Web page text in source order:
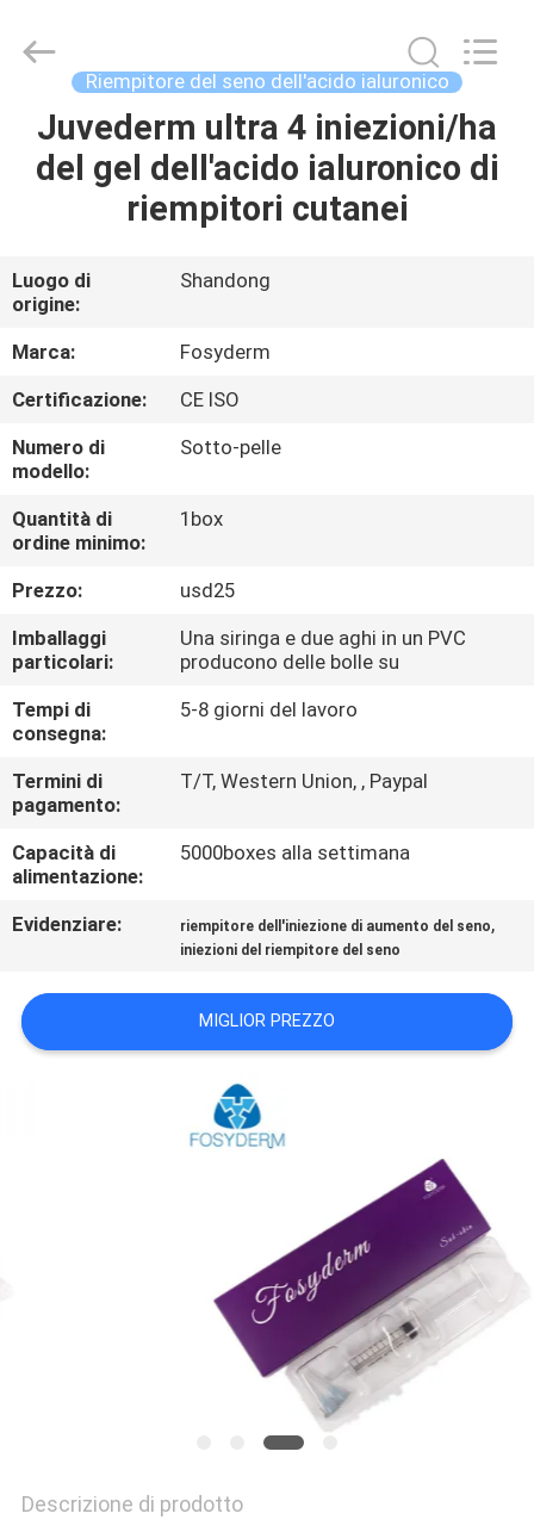
CASA.
PRODOTTI
SU
DI
NOI
VISITA
ALLA
FABBRICA
CONTROLLO
DELLA
QUALITÀ
CONTATTACI
NOTIZIE
UN
PREVENTIVO
International
Trading
Reserved.
Riempitore del seno dell'acido ialuronico
Juvederm ultra 4 iniezioni/ha
del gel dell'acido ialuronico di
riempitori cutanei
Luogo di
origine:
Shandong
Marca:
Fosyderm
Certificazione:
CE ISO
Numero di
modello:
Sotto-pelle
Quantità di
ordine minimo:
1box
Prezzo:
usd25
Imballaggi
particolari:
Una siringa e due aghi in un PVC
producono delle bolle su
Tempi di
consegna:
5-8 giorni del lavoro
Termini di
pagamento:
T/T, Western Union, , Paypal
Capacità di
alimentazione:
5000boxes alla settimana
Evidenziare: riempitore dell'iniezione di aumento del seno,
iniezioni del riempitore del seno
MIGLIOR PREZZO
Descrizione di prodotto